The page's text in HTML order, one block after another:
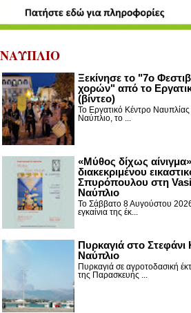
ΝΑΥΠΛΙΟ
Ξεκίνησε το "7ο
χορών" από το
(βίντεο)
Το Εργατικό Κέντρο
Ναύπλιο, το ...
«Μύθος δίχως
διακεκριμένου
Σπυρόπουλου στη
Ναύπλιο
Το Σάββατο 8 Αυγούστου
εγκαίνια της έκ...
Πυρκαγιά στο Στεφάνι
Ναύπλιο
Πυρκαγιά σε αγροτοδασική
της Παρασκευής ...